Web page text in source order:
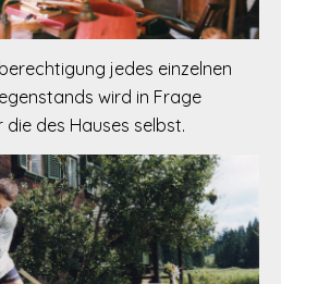
jedes einzelnen
wird in Frage
des Hauses selbst.